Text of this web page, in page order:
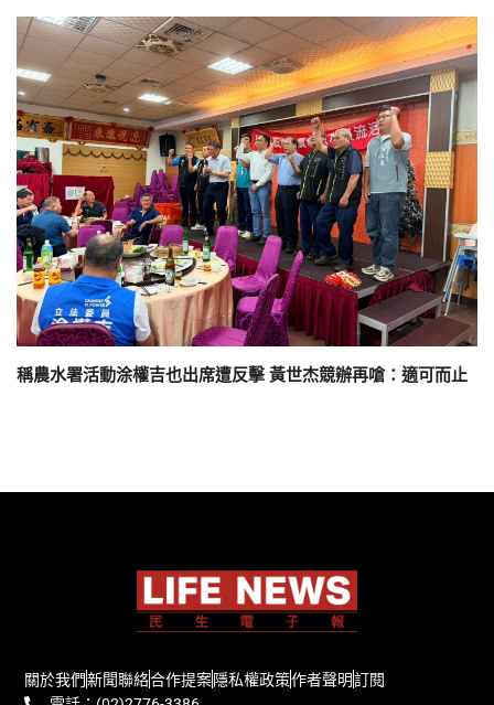
稱農水署活動涂權吉也出席遭反擊 黃世杰競辦再嗆：適可而止
關於我們新聞聯絡合作提案隱私權政策作者聲明訂閱